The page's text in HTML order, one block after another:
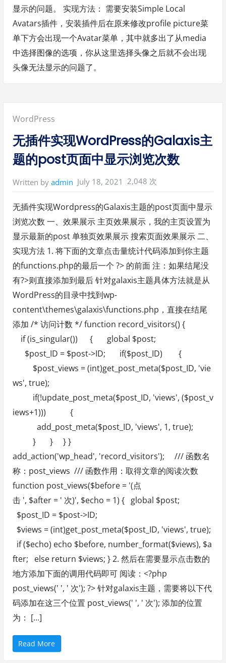
显示的问题。 实现方法： 需要安装Simple Local
Avatars插件，安装插件后在原来修改profile picture菜
单下方会出现一个Avatar菜单，其中就多出了从media
中选择图像的选项，你从这里选择头像之后就不会出现
头像无法显示的问题了。
Posted
in:
WordPress
无插件实现WordPress的Galaxis主
题的post页面中显示浏览次数
Written by admin July 18, 2021 2,048 次
无插件实现Wordpress的Galaxis主题的post页面中显示
浏览次数 一、效果展示 主页效果展示，我的主页设置为
显示最新的post 单独页效果展示 搜索页面效果展示 二、
实现方法 1. 将下面的文章点击量统计代码添加到你主题
的functions.php的最后一个 ?> 的前面 注：如果结尾没
有?>则直接添加到最后 针对galaxis主题具体方法就是从
WordPress的目录中找到wp-
content\themes\galaxis\functions.php，直接在结尾
添加 /* 访问计数 */ function record_visitors() {
if (is_singular()) { global $post;
$post_ID = $post->ID; if($post_ID) {
$post_views = (int)get_post_meta($post_ID, 'vie
ws', true);
if(!update_post_meta($post_ID, 'views', ($post_v
iews+1))) {
add_post_meta($post_ID, 'views', 1, true);
} } } }
add_action('wp_head', 'record_visitors'); /// 函数名
称：post_views /// 函数作用：取得文章的阅读次数
function post_views($before = '(点
击 ', $after = ' 次)', $echo = 1) { global $post;
$post_ID = $post->ID;
$views = (int)get_post_meta($post_ID, 'views', true);
if ($echo) echo $before, number_format($views), $a
fter; else return $views; } 2. 然后在需要显示点击数的
地方添加下面的调用代码即可 阅读：<?php
post_views(' ', ' 次'); ?> 针对galaxis主题，需要将以下代
码添加在这三个位置 post_views(' ', ' 次'); 添加的位置
为： […]
Read More“
无